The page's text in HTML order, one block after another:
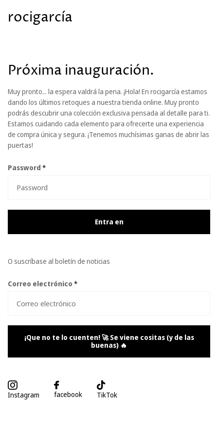
rocigarcía
Próxima inauguración.
Muy pronto... la espera valdrá la pena. ¡Hola! En rocigarcía estamos
dando los últimos retoques a nuestra tienda online. Muy pronto
podrás descubrir una colección exclusiva pensada al detalle para ti.
Estamos cuidando cada elemento para ofrecerte una experiencia
de compra única y segura. ¡Tenemos muchísimas ganas de abrir las
puertas!
Password *
Entra en
O suscríbase al boletín de noticias
Correo electrónico *
¡Que no te lo cuenten! 🚀 Se viene cositas (y de las
buenas) 🔥
Instagram facebook TikTok